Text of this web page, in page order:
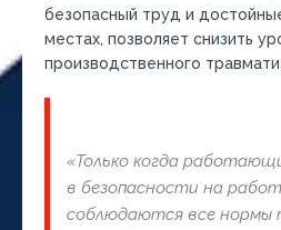
безопасный труд и
местах, позволяет снизить
производственного
«Только когда
в безопасности на
соблюдаются все нормы